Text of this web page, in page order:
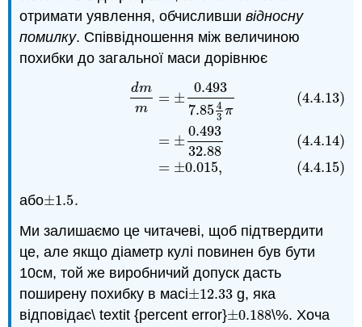
отримати уявлення, обчислившивідносну
помилку. Співвідношення між величиною
похибки до загальної маси дорівнює
dm
m
= ±
0.493
7.85 4
3 π
= ±
0.493
32.88
= ±0.015,
(4.4.13)
(4.4.14)
(4.4.15)
0.493 7.85 3π(4.4.14) 0.493 32.88
або±1.5
±1.5.
Ми залишаємо це читачеві, щоб підтвердити
це, але якщо діаметр кулі повинен був бути
10см, той же виробничий допуск дасть
поширену похибку в масі±12.33
±12.33 g, яка
відповідає\ textit {percent error}±0.188
±0.188\%. Хоча